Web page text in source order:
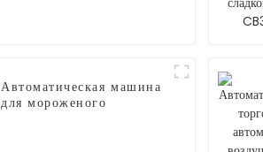
Автоматическая машина
для мороженого